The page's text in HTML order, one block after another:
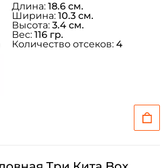
Длина: 18.6 см.
Ширина: 10.3 см.
Высота: 3.4 см.
Вес: 116 гр.
Количество отсеков: 4